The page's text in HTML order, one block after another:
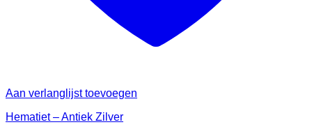
Aan verlanglijst toevoegen
Hematiet – Antiek Zilver